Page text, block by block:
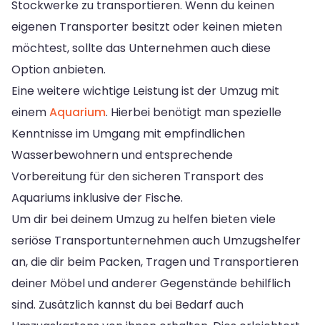
Stockwerke zu transportieren. Wenn du keinen
eigenen Transporter besitzt oder keinen mieten
möchtest, sollte das Unternehmen auch diese
Option anbieten.
Eine weitere wichtige Leistung ist der Umzug mit
einemAquarium. Hierbei benötigt man spezielle
Kenntnisse im Umgang mit empfindlichen
Wasserbewohnern und entsprechende
Vorbereitung für den sicheren Transport des
Aquariums inklusive der Fische.
Um dir bei deinem Umzug zu helfen bieten viele
seriöse Transportunternehmen auch Umzugshelfer
an, die dir beim Packen, Tragen und Transportieren
deiner Möbel und anderer Gegenstände behilflich
sind. Zusätzlich kannst du bei Bedarf auch